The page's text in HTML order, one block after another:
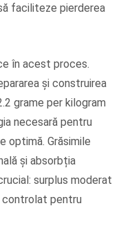
faciliteze pierderea
în acest proces.
și construirea
grame per kilogram
necesară pentru
optimă. Grăsimile
și absorbția
surplus moderat
controlat pentru